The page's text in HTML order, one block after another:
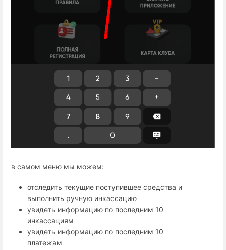
в самом меню мы можем:
отследить текущие поступившее средства и
выполнить ручную инкассацию
увидеть информацию по последним 10
инкассациям
увидеть информацию по последним 10
платежам